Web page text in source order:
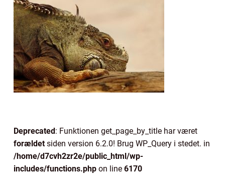
Deprecated: Funktionen get_page_by_title har været
forældetsiden version 6.2.0! Brug WP_Query i stedet. in
/home/d7cvh2zr2e/public_html/wp-
includes/functions.php on line 6170